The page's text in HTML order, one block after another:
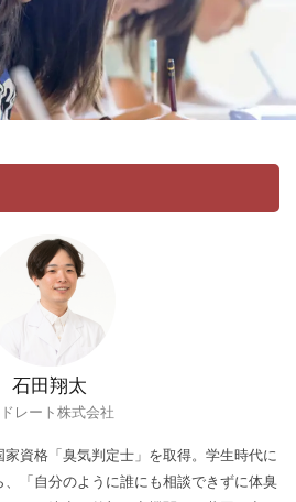
石田翔太
レート株式会社
資格「臭気判定士」を取得。学生時代に
「自分のように誰にも相談できずに体臭